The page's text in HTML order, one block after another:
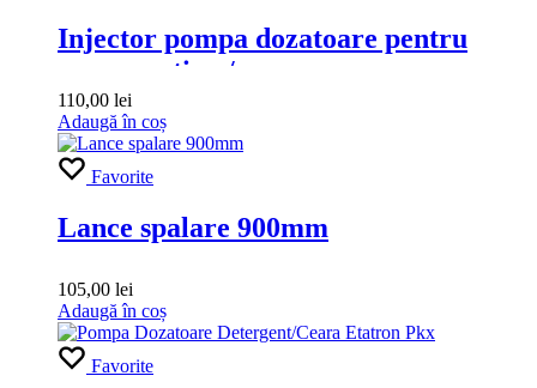
Injector pompa dozatoare pentru
spuma activa /ceara
110,00 lei
Adaugă în coș
Favorite
Lance spalare 900mm
105,00 lei
Adaugă în coș
Favorite